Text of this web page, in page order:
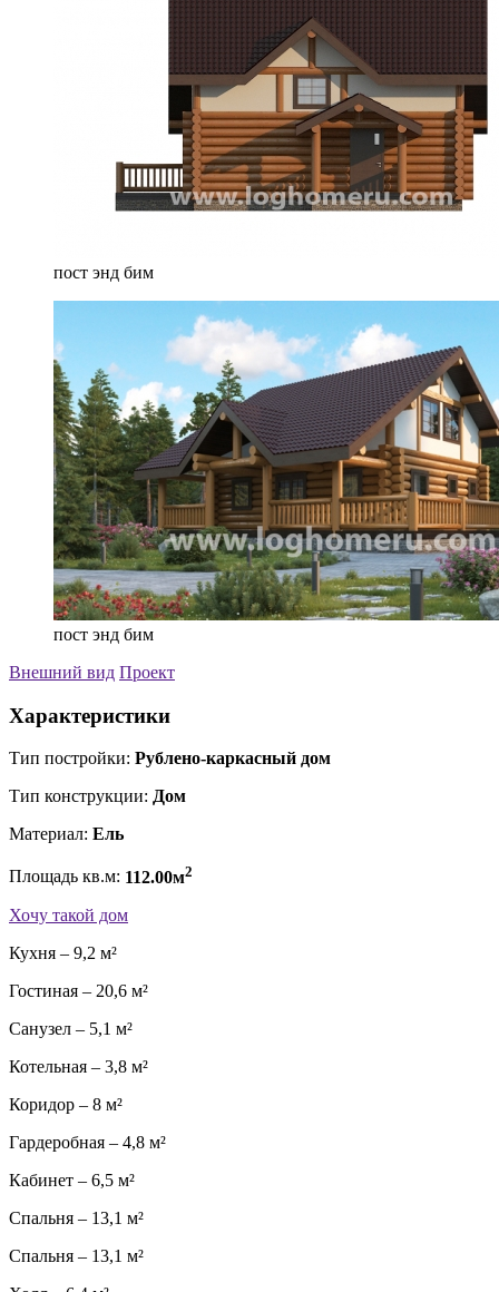
пост энд бим
пост энд бим
Внешний вид Проект
Характеристики
Тип постройки: Рублено-каркасный дом
Тип конструкции: Дом
Материал: Ель
Площадь кв.м: 112.00м2
Хочу такой дом
Кухня – 9,2 м²
Гостиная – 20,6 м²
Санузел – 5,1 м²
Котельная – 3,8 м²
Коридор – 8 м²
Гардеробная – 4,8 м²
Кабинет – 6,5 м²
Спальня – 13,1 м²
Спальня – 13,1 м²